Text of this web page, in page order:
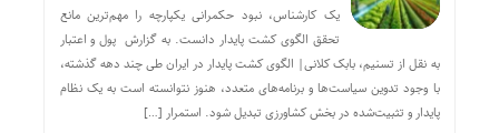
یک کارشناس، نبود حکمرانی یکپارچه را مهم‌ترین مانع
تحقق الگوی کشت پایدار دانست. به گزارش پول و اعتبار
به نقل از تسنیم، بابک کلانی| الگوی کشت پایدار در ایران طی چند دهه گذشته،
با وجود تدوین سیاست‌ها و برنامه‌های متعدد، هنوز نتوانسته است به یک نظام
پایدار و تثبیت‌شده در بخش کشاورزی تبدیل شود. استمرار […]